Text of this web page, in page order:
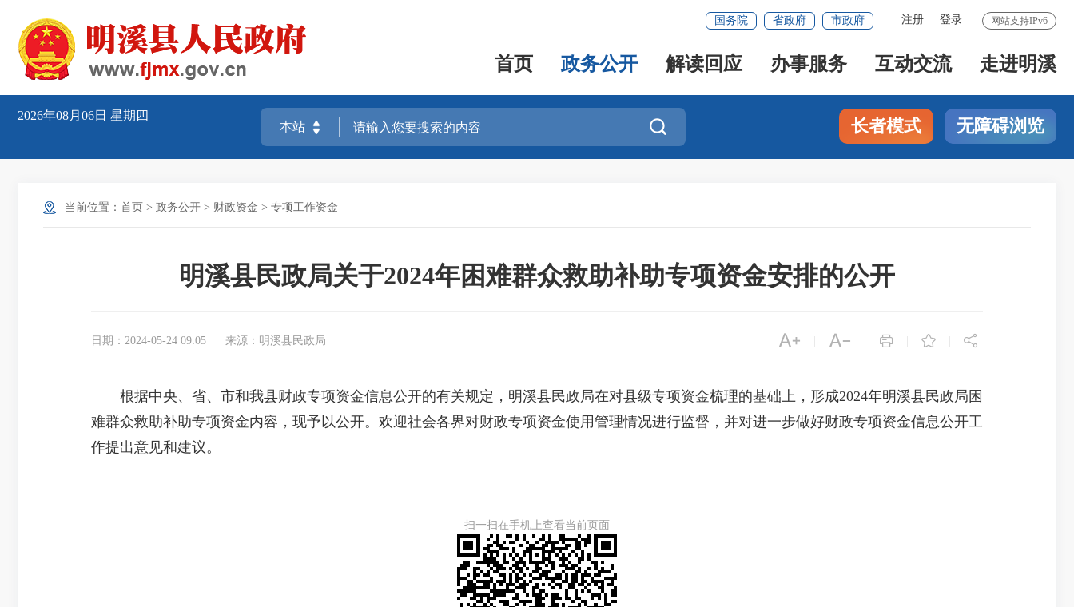
网站支持IPv6
注册 登录
国务院 省政府 市政府
首页 政务公开 解读回应 办事服务 互动交流 走进明溪
2026年08月06日 星期四
 长者模式 无障碍浏览
当前位置： 首页 > 政务公开 > 财政资金 > 专项工作资金
明溪县民政局关于2024年困难群众救助补助专项资金安排的公开
日期：2024-05-24 09:05 来源：明溪县民政局     
根据中央、省、市和我县财政专项资金信息公开的有关规定，明溪县民政局在对县级专项资金梳理的基础上，形成2024年明溪县民政局困
难群众救助补助专项资金内容，现予以公开。欢迎社会各界对财政专项资金使用管理情况进行监督，并对进一步做好财政专项资金信息公开工
作提出意见和建议。
扫一扫在手机上查看当前页面